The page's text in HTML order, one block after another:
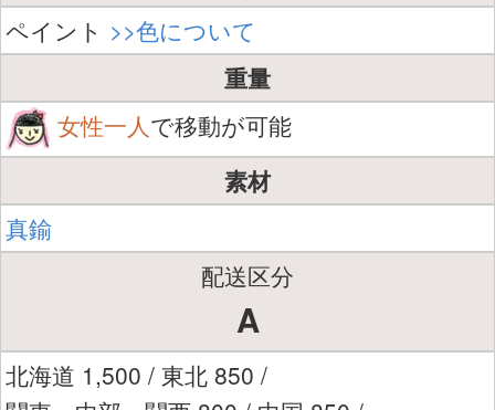
ペイント >>色について
重量
女性一人で移動が可能
素材
真鍮
配送区分
A
北海道 1,500 / 東北 850 /